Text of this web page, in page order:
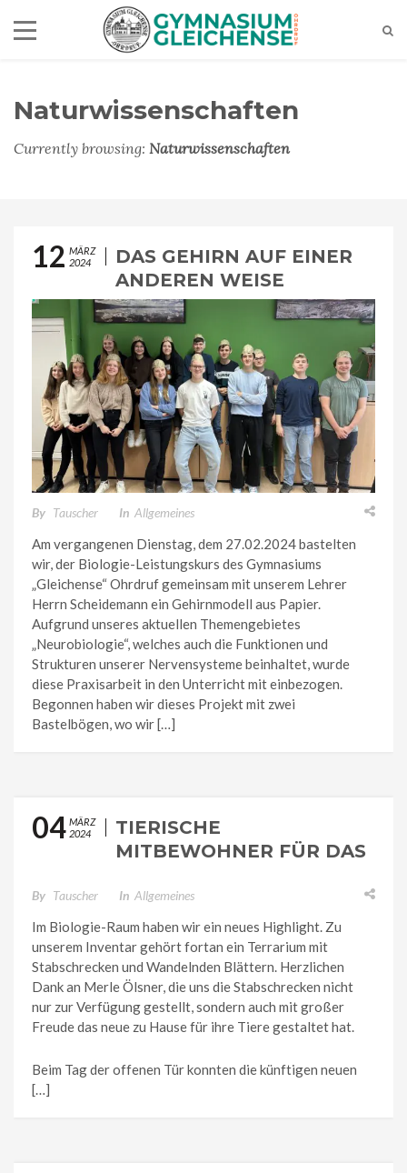
Naturwissenschaften
Currently browsing: Naturwissenschaften
12 MÄRZ
2024
DAS GEHIRN AUF EINER
ANDEREN WEISE
KENNENLERNEN…
By Tauscher In Allgemeines
Am vergangenen Dienstag, dem 27.02.2024 bastelten
wir, der Biologie-Leistungskurs des Gymnasiums
„Gleichense“ Ohrdruf gemeinsam mit unserem Lehrer
Herrn Scheidemann ein Gehirnmodell aus Papier.
Aufgrund unseres aktuellen Themengebietes
„Neurobiologie“, welches auch die Funktionen und
Strukturen unserer Nervensysteme beinhaltet, wurde
diese Praxisarbeit in den Unterricht mit einbezogen.
Begonnen haben wir dieses Projekt mit zwei
Bastelbögen, wo wir […]
04 MÄRZ
2024
TIERISCHE
MITBEWOHNER FÜR DAS
GLEICHENSE– DAS
GROSSE KRABBELN
By Tauscher In Allgemeines
Im Biologie-Raum haben wir ein neues Highlight. Zu
unserem Inventar gehört fortan ein Terrarium mit
Stabschrecken und Wandelnden Blättern. Herzlichen
Dank an Merle Ölsner, die uns die Stabschrecken nicht
nur zur Verfügung gestellt, sondern auch mit großer
Freude das neue zu Hause für ihre Tiere gestaltet hat.
Beim Tag der offenen Tür konnten die künftigen neuen
[…]